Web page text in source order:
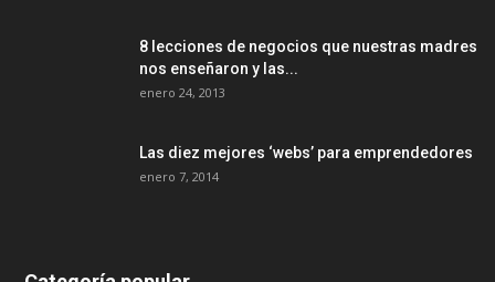
8 lecciones de negocios que nuestras madres
nos enseñaron y las...
enero 24, 2013
Las diez mejores ‘webs’ para emprendedores
enero 7, 2014